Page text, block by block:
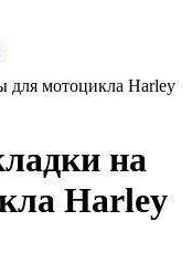
для мотоцикла Harley
на
Harley